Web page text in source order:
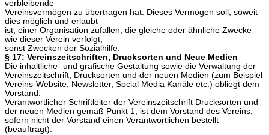
verbleibende
Vereinsvermögen zu übertragen hat. Dieses Vermögen soll, soweit
dies möglich und erlaubt
ist, einer Organisation zufallen, die gleiche oder ähnliche Zwecke
wie dieser Verein verfolgt,
sonst Zwecken der Sozialhilfe.
§ 17: Vereinszeitschriften, Drucksorten und Neue Medien
Die inhaltliche- und grafische Gestaltung sowie die Verwaltung der
Vereinszeitschrift, Drucksorten und der neuen Medien (zum Beispiel
Vereins-Website, Newsletter, Social Media Kanäle etc.) obliegt dem
Vorstand.
Verantwortlicher Schriftleiter der Vereinszeitschrift Drucksorten und
der neuen Medien gemäß Punkt 1, ist dem Vorstand des Vereins,
sofern nicht der Vorstand einen Verantwortlichen bestellt
(beauftragt).